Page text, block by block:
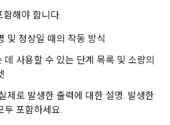
함해야 합니다.
및 정상일 때의 작동 방식
데 사용할 수 있는 단계 목록 및 소량의
제로 발생한 출력에 대한 설명. 발생한
두 포함하세요.